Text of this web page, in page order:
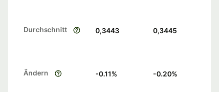
Durchschnitt 0,3443 0,3445
Ändern -0.11% -0.20%